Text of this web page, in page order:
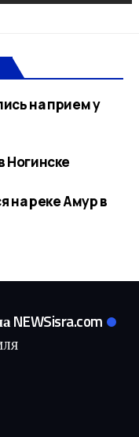
на прием у
Ногинске
на реке Амур в
NEWSisra.com